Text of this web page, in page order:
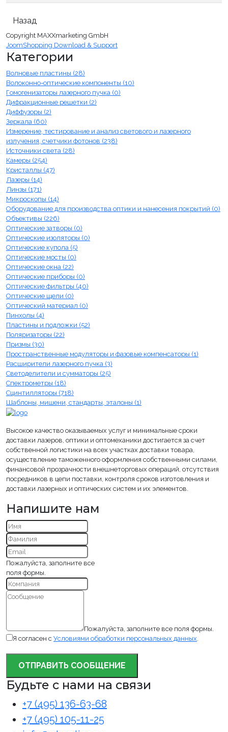
Copyright MAXXmarketing GmbH
JoomShopping Download & Support
Категории
Волновые пластины (28)
Волоконно-оптические компоненты (10)
Гомогенизаторы лазерного пучка (0)
Дифракционные решетки (2)
Диффузоры (2)
Зеркала (60)
Измерение, тестирование и анализ светового и лазерного
излучения, счетчики фотонов (238)
Источники света (28)
Камеры (254)
Кристаллы (47)
Лазеры (14)
Линзы (171)
Микроскопы (14)
Оборудование для производства оптики и нанесения покрытий (0)
Объективы (226)
Оптические затворы (0)
Оптические изоляторы (0)
Оптические купола (5)
Оптические мосты (0)
Оптические окна (22)
Оптические приборы (0)
Оптические фильтры (40)
Оптические щели (0)
Оптический материал (0)
Пинхолы (4)
Пластины и подложки (52)
Поляризаторы (22)
Призмы (30)
Пространственные модуляторы и фазовые компенсаторы (1)
Расширители лазерного пучка (3)
Светоделители и сумматоры (25)
Спектрометры (18)
Сцинтилляторы (718)
Шаблоны, мишени, стандарты, эталоны (1)
Высокое качество оказываемых услуг и минимальные сроки
доставки лазеров, оптики и оптомеханики достигается за счет
собственной логистики на всех участках доставки товара,
осуществление таможенного оформления собственными силами,
финансовой прозрачности внешнеторговых операций, отсутствия
посредников в цепи поставки, контроля сроков изготовления и
доставки лазерных и оптических систем и их элементов.
Напишите нам
Пожалуйста, заполните все
поля формы.
Пожалуйста, заполните все поля формы.
Я согласен с Условиями обработки персональных данных
ОТПРАВИТЬ СООБЩЕНИЕ
Будьте с нами на связи
+7 (495) 136-63-68
+7 (495) 105-11-25